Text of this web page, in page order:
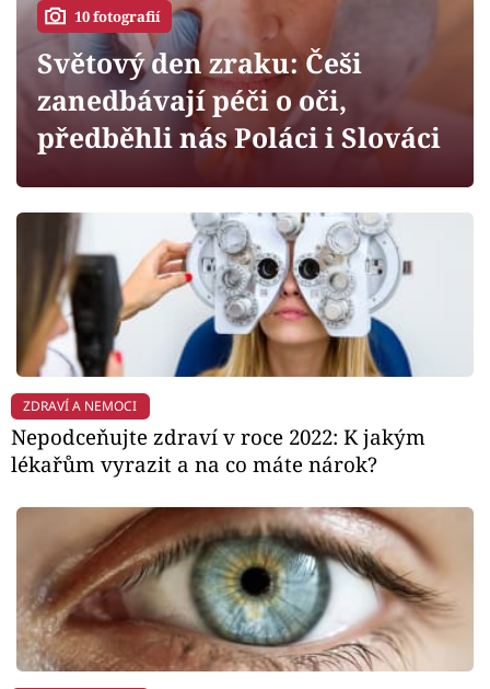
Sledujte prima+
Filmový festival Karlovy Vary
Mámy sobě
Přihlášení
Sledujte nás
10 fotografií
Světový den zraku: Češi
zanedbávají péči o oči,
předběhli nás Poláci i Slováci
ZDRAVÍ A NEMOCI
Nepodceňujte zdraví v roce 2022: K jakým
lékařům vyrazit a na co máte nárok?